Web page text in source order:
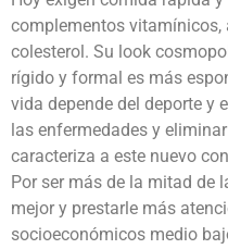
complementos vitamínicos,
colesterol. Su look
rígido y formal es más
vida depende del deporte y
las enfermedades y
caracteriza a este nuevo
Por ser más de la mitad de
mejor y prestarle más
socioeconómicos medio